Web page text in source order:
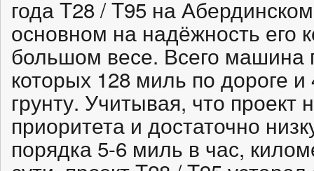
года T28 / T95 на
основном на надёжность его
большом весе. Всего
которых 128 миль по дороге
грунту. Учитывая, что проект
приоритета и достаточно
порядка 5-6 миль в час,